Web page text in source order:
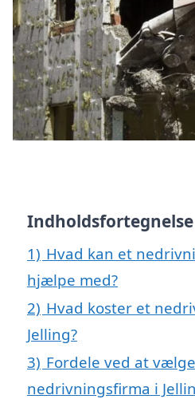
Indholdsfortegnelse
1) Hvad kan et
hjælpe med?
2) Hvad koster et
Jelling?
3) Fordele ved at
nedrivningsfirma i